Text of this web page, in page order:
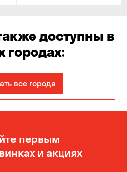
доступны в
городах:
Каменское
Новоселовка
Орловщина
все города
первым
и акциях